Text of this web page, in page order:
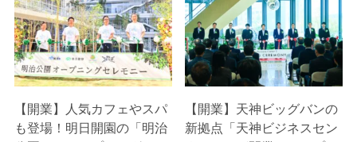
【開業】人気カフェやスパ
も登場！明日開園の「明治
【開業】天神ビッグバンの
新拠点「天神ビジネスセン